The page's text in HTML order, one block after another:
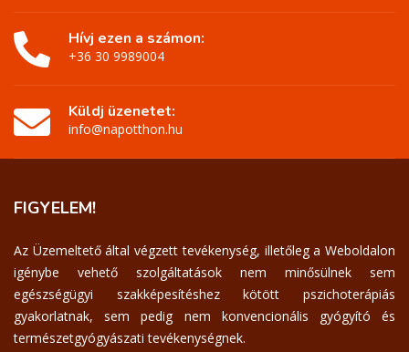
Hívj ezen a számon:
+36 30 9989004
Küldj üzenetet:
info@napotthon.hu
FIGYELEM!
Az Üzemeltető által végzett tevékenység, illetőleg a Weboldalon
igénybe vehető szolgáltatások nem minősülnek sem
egészségügyi szakképesítéshez kötött pszichoterápiás
gyakorlatnak, sem pedig nem konvencionális gyógyító és
természetgyógyászati tevékenységnek.